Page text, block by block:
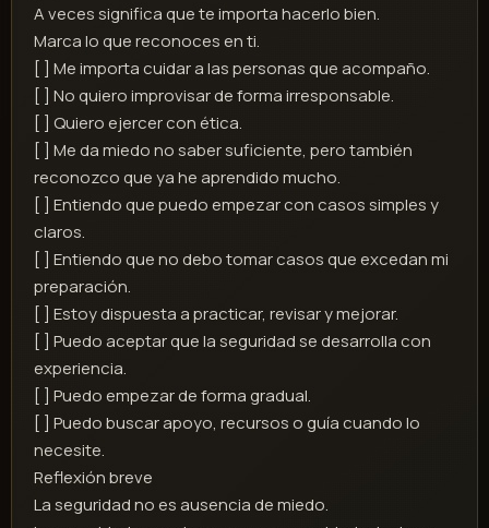
A veces significa que te importa hacerlo bien.
Marca lo que reconoces en ti.
[ ] Me importa cuidar a las personas que acompaño.
[ ] No quiero improvisar de forma irresponsable.
[ ] Quiero ejercer con ética.
[ ] Me da miedo no saber suficiente, pero también
reconozco que ya he aprendido mucho.
[ ] Entiendo que puedo empezar con casos simples y
claros.
[ ] Entiendo que no debo tomar casos que excedan mi
preparación.
[ ] Estoy dispuesta a practicar, revisar y mejorar.
[ ] Puedo aceptar que la seguridad se desarrolla con
experiencia.
[ ] Puedo empezar de forma gradual.
[ ] Puedo buscar apoyo, recursos o guía cuando lo
necesite.
Reflexión breve
La seguridad no es ausencia de miedo.